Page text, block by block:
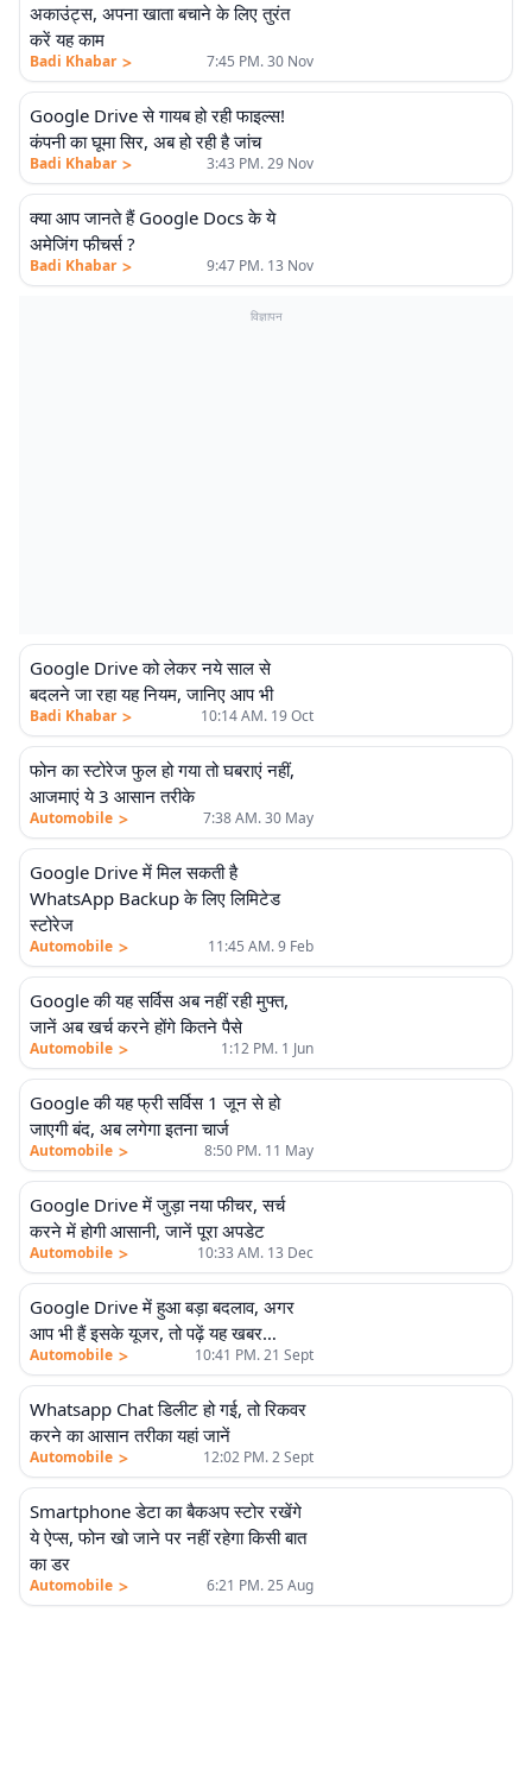
अकाउंट्स, अपना खाता बचाने के लिए तुरंत
करें यह काम
Badi Khabar > 7:45 PM. 30 Nov
Google Drive से गायब हो रही फाइल्स!
कंपनी का घूमा सिर, अब हो रही है जांच
Badi Khabar > 3:43 PM. 29 Nov
क्या आप जानते हैं Google Docs के ये
अमेजिंग फीचर्स ?
Badi Khabar > 9:47 PM. 13 Nov
विज्ञापन
Google Drive को लेकर नये साल से
बदलने जा रहा यह नियम, जानिए आप भी
Badi Khabar > 10:14 AM. 19 Oct
फोन का स्टोरेज फुल हो गया तो घबराएं नहीं,
आजमाएं ये 3 आसान तरीके
Automobile > 7:38 AM. 30 May
Google Drive में मिल सकती है
WhatsApp Backup के लिए लिमिटेड
स्टोरेज
Automobile > 11:45 AM. 9 Feb
Google की यह सर्विस अब नहीं रही मुफ्त,
जानें अब खर्च करने होंगे कितने पैसे
Automobile > 1:12 PM. 1 Jun
Google की यह फ्री सर्विस 1 जून से हो
जाएगी बंद, अब लगेगा इतना चार्ज
Automobile > 8:50 PM. 11 May
Google Drive में जुड़ा नया फीचर, सर्च
करने में होगी आसानी, जानें पूरा अपडेट
Automobile > 10:33 AM. 13 Dec
Google Drive में हुआ बड़ा बदलाव, अगर
आप भी हैं इसके यूजर, तो पढ़ें यह खबर…
Automobile > 10:41 PM. 21 Sept
Whatsapp Chat डिलीट हो गई, तो रिकवर
करने का आसान तरीका यहां जानें
Automobile > 12:02 PM. 2 Sept
Smartphone डेटा का बैकअप स्टोर रखेंगे
ये ऐप्स, फोन खो जाने पर नहीं रहेगा किसी बात
का डर
Automobile > 6:21 PM. 25 Aug